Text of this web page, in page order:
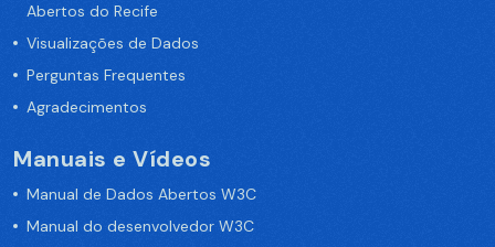
Abertos do Recife
Visualizações de Dados
Perguntas Frequentes
Agradecimentos
Manuais e Vídeos
Manual de Dados Abertos W3C
Manual do desenvolvedor W3C